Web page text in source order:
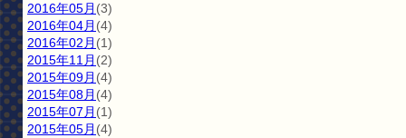
2016年05月 (3)
2016年04月 (4)
2016年02月 (1)
2015年11月 (2)
2015年09月 (4)
2015年08月 (4)
2015年07月 (1)
2015年05月 (4)